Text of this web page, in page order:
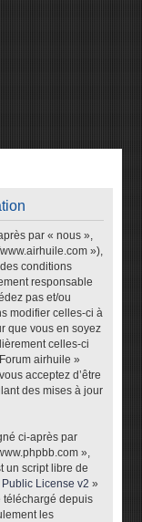
par « nous »,
»),
conditions
responsable
pas et/ou
modifier celles-ci à
que vous en soyez
celles-ci
airhuile »
acceptez d’être
des mises à jour
ci-après par
»,
un script libre de
License v2 »
téléchargé depuis
les